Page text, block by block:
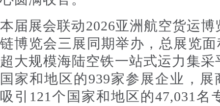
本届展会联动2026亚洲航空货运
链博览会三展同期举办，总展览
超大规模海陆空铁一站式运力集
国家和地区的939家参展企业，
吸引121个国家和地区的47,031